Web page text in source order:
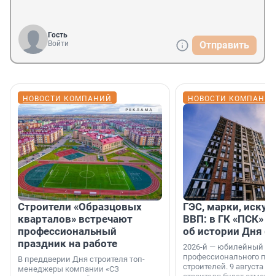
Гость
Войти
Отправить
НОВОСТИ КОМПАНИЙ
Строители «Образцовых
кварталов» встречают
профессиональный
праздник на работе
В преддверии Дня строителя топ-
менеджеры компании «СЗ
НОВОСТИ
ГЭС, марки,
ВВП: в ГК «ПСК»
об истории Дня
2026-й — юбилейный
профессионального
строителей. 9 августа